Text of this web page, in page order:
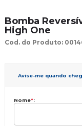
Bomba
High One
Cod. do Produto:
Avise-me quando
Nome*: